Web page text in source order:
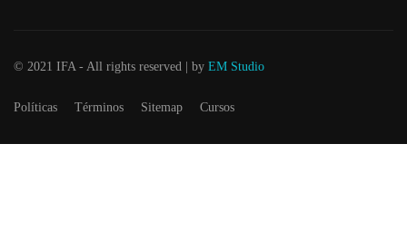
© 2021 IFA - All rights reserved | by EM Studio
Políticas Términos Sitemap Cursos